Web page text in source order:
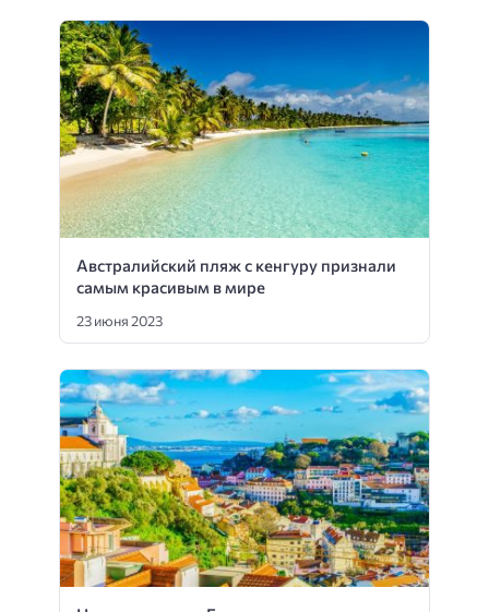
Австралийский пляж с кенгуру признали
самым красивым в мире
23 июня 2023